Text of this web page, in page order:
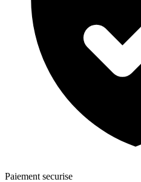
Paiement securise